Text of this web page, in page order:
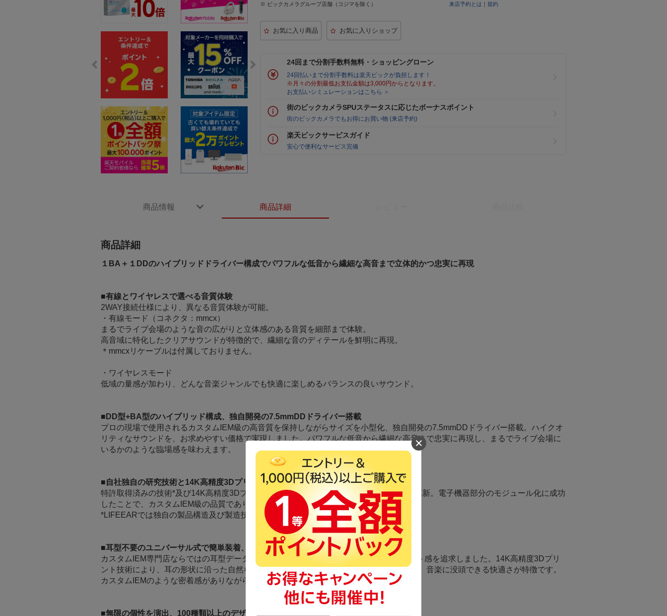
※ ビックカメラグループ店舗（コジマを除く）
来店予約とは ｜ 規約
24回まで分割手数料無料・ショッピングローン
24回払いまで分割手数料は楽天ビックが負担します！
※月々の分割最低お支払金額は3,000円からとなります。
お支払いシミュレーションはこちら ＞
街のビックカメラSPUステータスに応じたボーナスポイント
街のビックカメラでもお得にお買い物 (来店予約)
楽天ビックサービスガイド
安心で便利なサービス完備
商品情報 商品詳細
商品詳細
１BA＋１DDのハイブリッドドライバー構成でパワフルな低音から繊細な高音まで立体的かつ忠実に再現
■有線とワイヤレスで選べる音質体験
2WAY接続仕様により、異なる音質体験が可能。
・有線モード（コネクタ：mmcx）
まるでライブ会場のような音の広がりと立体感のある音質を細部まで体験。
高音域に特化したクリアサウンドが特徴的で、繊細な音のディテールを鮮明に再現。
＊mmcxリケーブルは付属しておりません。
・ワイヤレスモード
低域の量感が加わり、どんな音楽ジャンルでも快適に楽しめるバランスの良いサウンド。
■DD型+BA型のハイブリッド構成、独自開発の7.5mmDDドライバー搭載
プロの現場で使用されるカスタムIEM級の高音質を保持しながらサイズを小型化、独自開発の7.5mmDDドライバー搭載。ハイクオ
リティなサウンドを、お求めやすい価格で実現しました。パワフルな低音から繊細な高音まで忠実に再現し、まるでライブ会場に
いるかのような臨場感を味わえます。
■自社独自の研究技術と14K高精度3Dプリント製造
特許取得済みの技術*及び14K高精度3Dプリント技術を駆使して、従来の製造プロセスを革新。電子機器部分のモジュール化に成功
したことで、カスタムIEM級の品質でありながら手頃な価格での提供を実現しています。
*LIFEEARでは独自の製品構造及び製造技術に関する特許を3つ取得済み
■耳型不要のユニバーサル式で簡単装着、人間工学に基づいた設計で抜群のフィット感
カスタムIEM専門店ならではの耳型データを徹底解析、人間工学に基づいた最適なフィット感を追求しました。14K高精度3Dプリ
ント技術により、耳の形状に沿った自然な装着感を実現。長時間使用でも圧迫感が少なく、音楽に没頭できる快適さが特徴です。
カスタムIEMのような密着感がありながら、誰でも手軽に使えるユニバーサル設計です。
■無限の個性を演出、100種類以上のデザインから選択「フェイスプレートシステム」